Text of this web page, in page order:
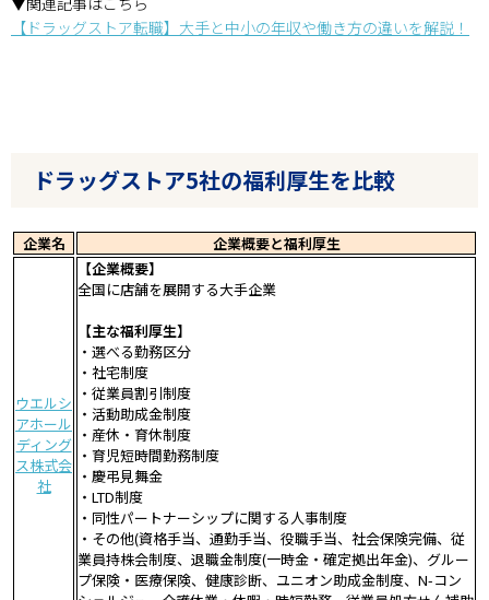
【ドラッグストア転職】大手と中小の年収や働き方の違いを解説！
ドラッグストア5社の福利厚生を比較
企業名 企業概要と福利厚生
ウエルシ
アホール
ディング
ス株式会
社
【企業概要】
全国に店舗を展開する大手企業
【主な福利厚生】
・選べる勤務区分
・社宅制度
・従業員割引制度
・活動助成金制度
・産休・育休制度
・育児短時間勤務制度
・慶弔見舞金
・LTD制度
・同性パートナーシップに関する人事制度
・その他(資格手当、通勤手当、役職手当、社会保険完備、従
業員持株会制度、退職金制度(一時金・確定拠出年金)、グルー
プ保険・医療保険、健康診断、ユニオン助成金制度、N-コン